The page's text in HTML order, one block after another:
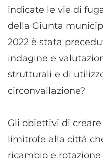
indicate le vie di
della Giunta
2022 è stata
indagine e
strutturali e di
circonvallazione?
Gli obiettivi di
limitrofe alla città
ricambio e